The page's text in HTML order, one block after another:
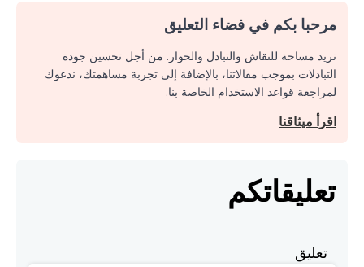
مرحبا بكم في فضاء التعليق
نريد مساحة للنقاش والتبادل والحوار. من أجل تحسين جودة
التبادلات بموجب مقالاتنا، بالإضافة إلى تجربة مساهمتك، ندعوك
لمراجعة قواعد الاستخدام الخاصة بنا.
اقرأ ميثاقنا
تعليقاتكم
تعليق